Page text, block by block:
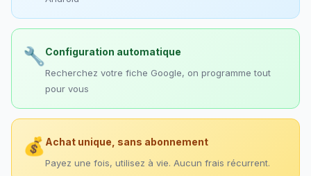
🔧 Configuration automatique
Recherchez votre fiche Google, on programme tout
pour vous
💰Achat unique, sans abonnement
Payez une fois, utilisez à vie. Aucun frais récurrent.